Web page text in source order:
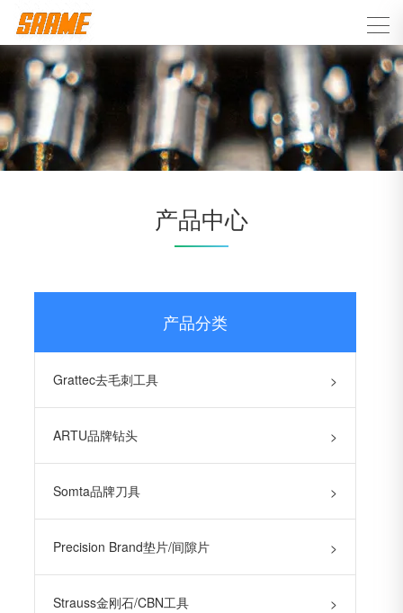
产品中心
产品分类
Grattec去毛刺工具 >
ARTU品牌钻头 >
Somta品牌刀具 >
Precision Brand垫片/间隙片 >
Strauss金刚石/CBN工具 >